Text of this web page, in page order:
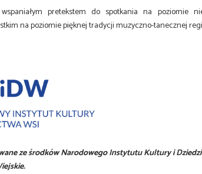
pretekstem do spotkania na poziomie
na poziomie pięknej tradycji muzyczno-tanecznej
ze środków Narodowego Instytutu Kultury i